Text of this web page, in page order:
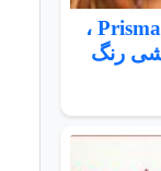
دانلود نرم افزار فتوشاپ Prisma ،
رنگ